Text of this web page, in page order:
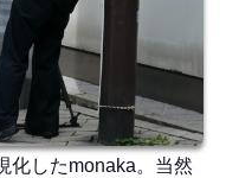
化したmonaka。当然